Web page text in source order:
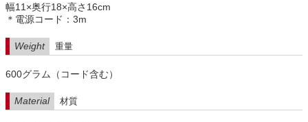
幅11×奥行18×高さ16cm
＊電源コード：3m
Weight 重量
600グラム（コード含む）
Material 材質